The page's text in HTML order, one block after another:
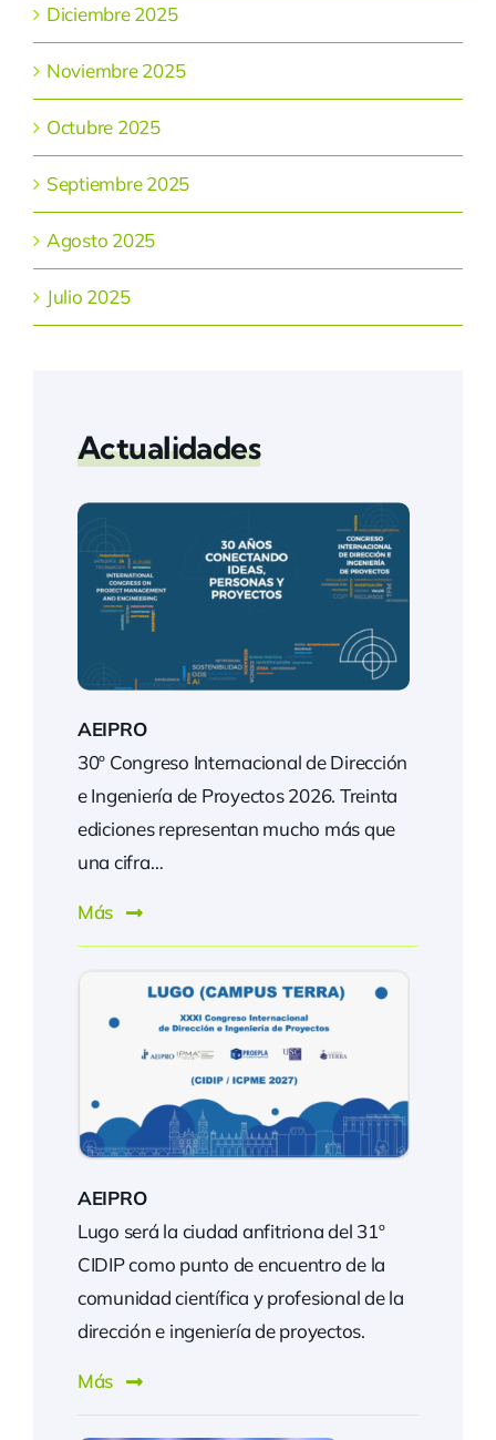
Diciembre 2025
Noviembre 2025
Octubre 2025
Septiembre 2025
Agosto 2025
Julio 2025
Actualidades
AEIPRO
30º Congreso Internacional de Dirección
e Ingeniería de Proyectos 2026. Treinta
ediciones representan mucho más que
una cifra…
Más
AEIPRO
Lugo será la ciudad anfitriona del 31º
CIDIP como punto de encuentro de la
comunidad científica y profesional de la
dirección e ingeniería de proyectos.
Más